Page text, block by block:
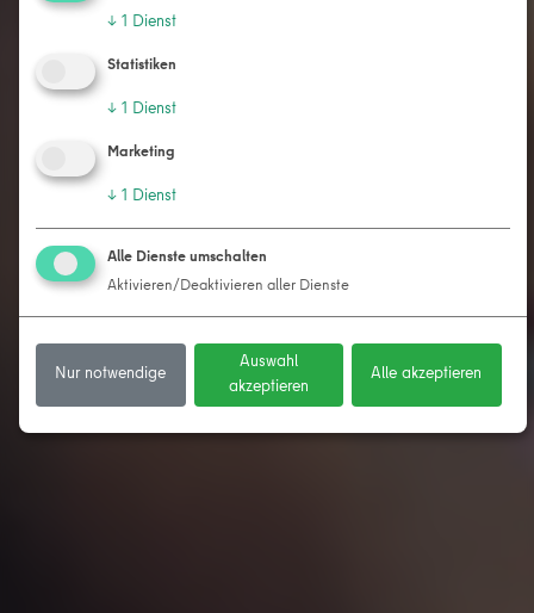
↓ 1 Dienst
Statistiken
↓ 1 Dienst
Marketing
↓ 1 Dienst
Alle Dienste umschalten
Aktivieren/Deaktivieren aller Dienste
Nur notwendige
Auswahl
akzeptieren
Alle akzeptieren